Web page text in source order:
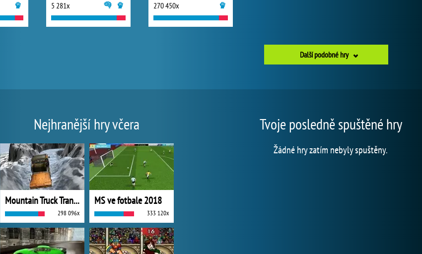
5 281x 270 450x
Další podobné hry
Nejhranější hry včera
Mountain Truck Transport
298 096x
MS ve fotbale 2018
333 120x
Tvoje posledně spuštěné hry
Žádné hry zatím nebyly spuštěny.